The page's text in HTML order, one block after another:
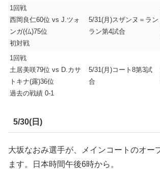
1回戦
西岡良仁60位 vs J.ツォ
ンガ(仏)75位
初対戦
5/31(月)スザンヌ＝ラン
ラン第4試合
1回戦
土居美咲79位 vs D.カサ
トキナ(露)36位
過去の戦績 0-1
5/31(月)コート8第3試
合
5/30(日)
大坂なおみ選手が、メインコートのオー
ます。日本時間午後6時から。